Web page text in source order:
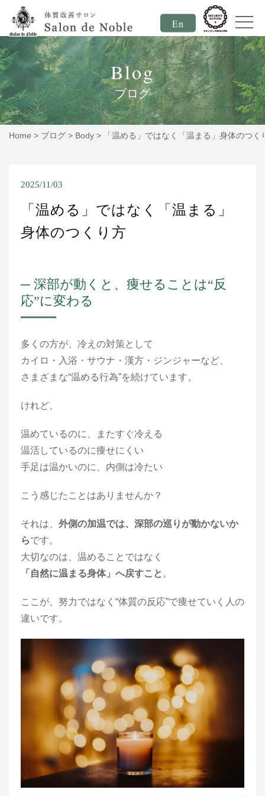
En
Blog
ブログ
Home > ブログ > Body > 「温める」ではなく「温まる」身体のつく
2025/11/03
「温める」ではなく「温まる」
身体のつくり方
─ 深部が動くと、痩せることは“反
応”に変わる
多くの方が、冷えの対策として
カイロ・入浴・サウナ・漢方・ジンジャーなど、
さまざまな“温める行為”を続けています。
けれど、
温めているのに、またすぐ冷える
温活しているのに痩せにくい
手足は温かいのに、内側は冷たい
こう感じたことはありませんか？
それは、 外側の加温では、深部の巡りが動かないか
らです。
大切なのは、温めることではなく
「自然に温まる身体」へ戻すこと 。
ここが、努力ではなく“体質の反応”で痩せていく人の
違いです。